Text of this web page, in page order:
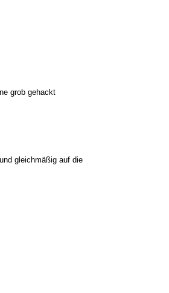
grob gehackt
gleichmäßig auf die